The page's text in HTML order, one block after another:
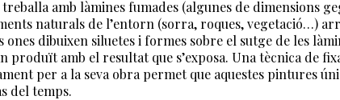
amb làmines fumades (algunes de dimensions
naturals de l’entorn (sorra, roques, vegetació…)
ones dibuixen siluetes i formes sobre el sutge de les
produït amb el resultat que s’exposa. Una tècnica de
per a la seva obra permet que aquestes pintures
del temps.